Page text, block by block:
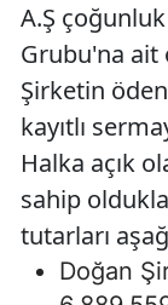
A.Ş
Grubu'na ait
Şirketin
kayıtlı
Halka açık
sahip
tutarları
Doğan